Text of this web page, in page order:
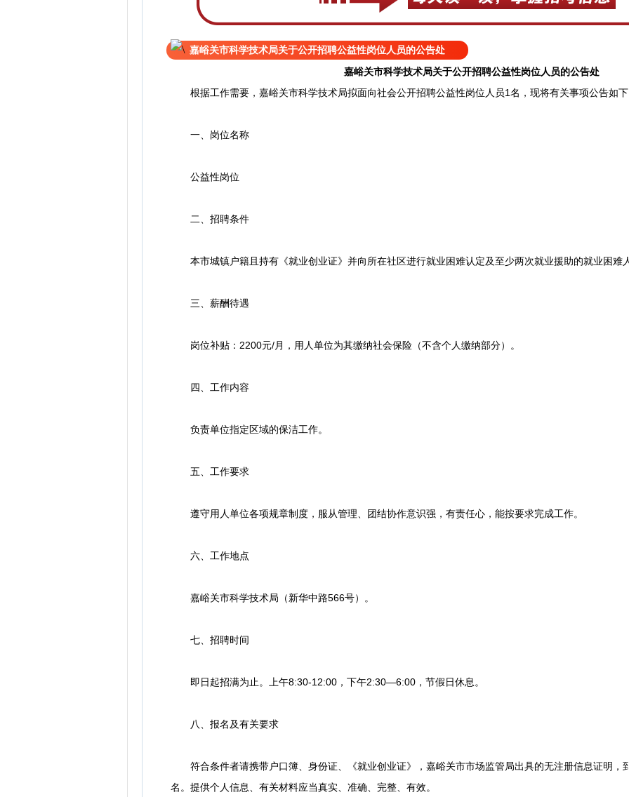
嘉峪关市科学技术局关于公开招聘公益性岗位人员的公告处
嘉峪关市科学技术局关于公开招聘公益性岗位人员的公告处
根据工作需要，嘉峪关市科学技术局拟面向社会公开招聘公益性岗位人员1名，现将有关事项公告如
一、岗位名称
公益性岗位
二、招聘条件
本市城镇户籍且持有《就业创业证》并向所在社区进行就业困难认定及至少两次就业援助的就业困难
三、薪酬待遇
岗位补贴：2200元/月，用人单位为其缴纳社会保险（不含个人缴纳部分）。
四、工作内容
负责单位指定区域的保洁工作。
五、工作要求
遵守用人单位各项规章制度，服从管理、团结协作意识强，有责任心，能按要求完成工作。
六、工作地点
嘉峪关市科学技术局（新华中路566号）。
七、招聘时间
即日起招满为止。上午8:30-12:00，下午2:30—6:00，节假日休息。
八、报名及有关要求
符合条件者请携带户口簿、身份证、《就业创业证》，嘉峪关市市场监管局出具的无注册信息证明，
名。提供个人信息、有关材料应当真实、准确、完整、有效。